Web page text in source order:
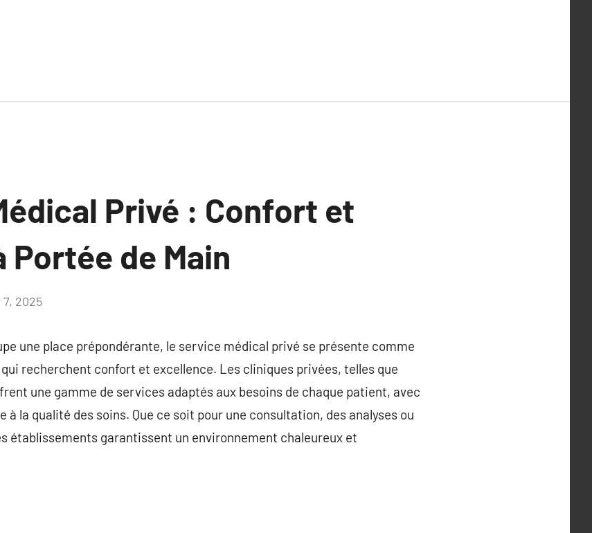
Privé : Confort et
Portée de Main
2025
une place prépondérante, le service médical privé se présente comme
recherchent confort et excellence. Les cliniques privées, telles que
une gamme de services adaptés aux besoins de chaque patient, avec
la qualité des soins. Que ce soit pour une consultation, des analyses ou
établissements garantissent un environnement chaleureux et